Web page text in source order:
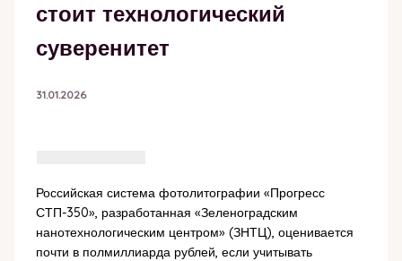
стоит технологический
суверенитет
31.01.2026
Российская система фотолитографии «Прогресс
СТП-350», разработанная «Зеленоградским
нанотехнологическим центром» (ЗНТЦ), оценивается
почти в полмиллиарда рублей, если учитывать